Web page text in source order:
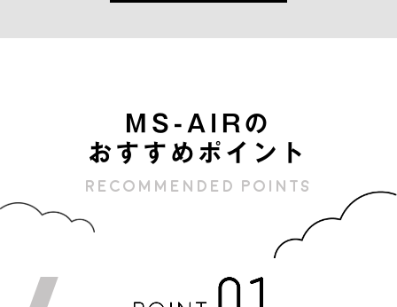
MS-AIRの
おすすめポイント
Recommended points